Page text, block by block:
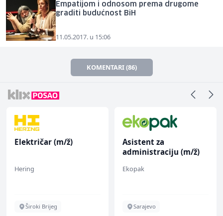
Empatijom i odnosom prema drugome
graditi budućnost BiH
11.05.2017. u 15:06
KOMENTARI (86)
Električar (m/ž)
Hering
Široki Brijeg
Asistent za
administraciju (m/ž)
Ekopak
Sarajevo